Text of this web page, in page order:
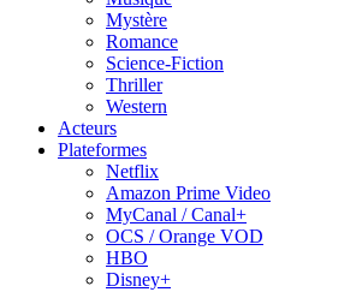
Mystère
Romance
Science-Fiction
Thriller
Western
Acteurs
Plateformes
Netflix
Amazon Prime Video
MyCanal / Canal+
OCS / Orange VOD
HBO
Disney+